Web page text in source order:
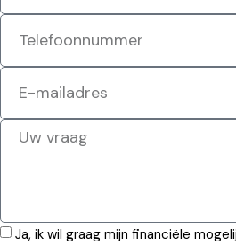
Ja, ik wil graag mijn financiële